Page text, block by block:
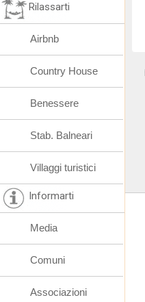
Rilassarti
Airbnb
Country House
Benessere
Stab. Balneari
Villaggi turistici
Informarti
Media
Comuni
Associazioni